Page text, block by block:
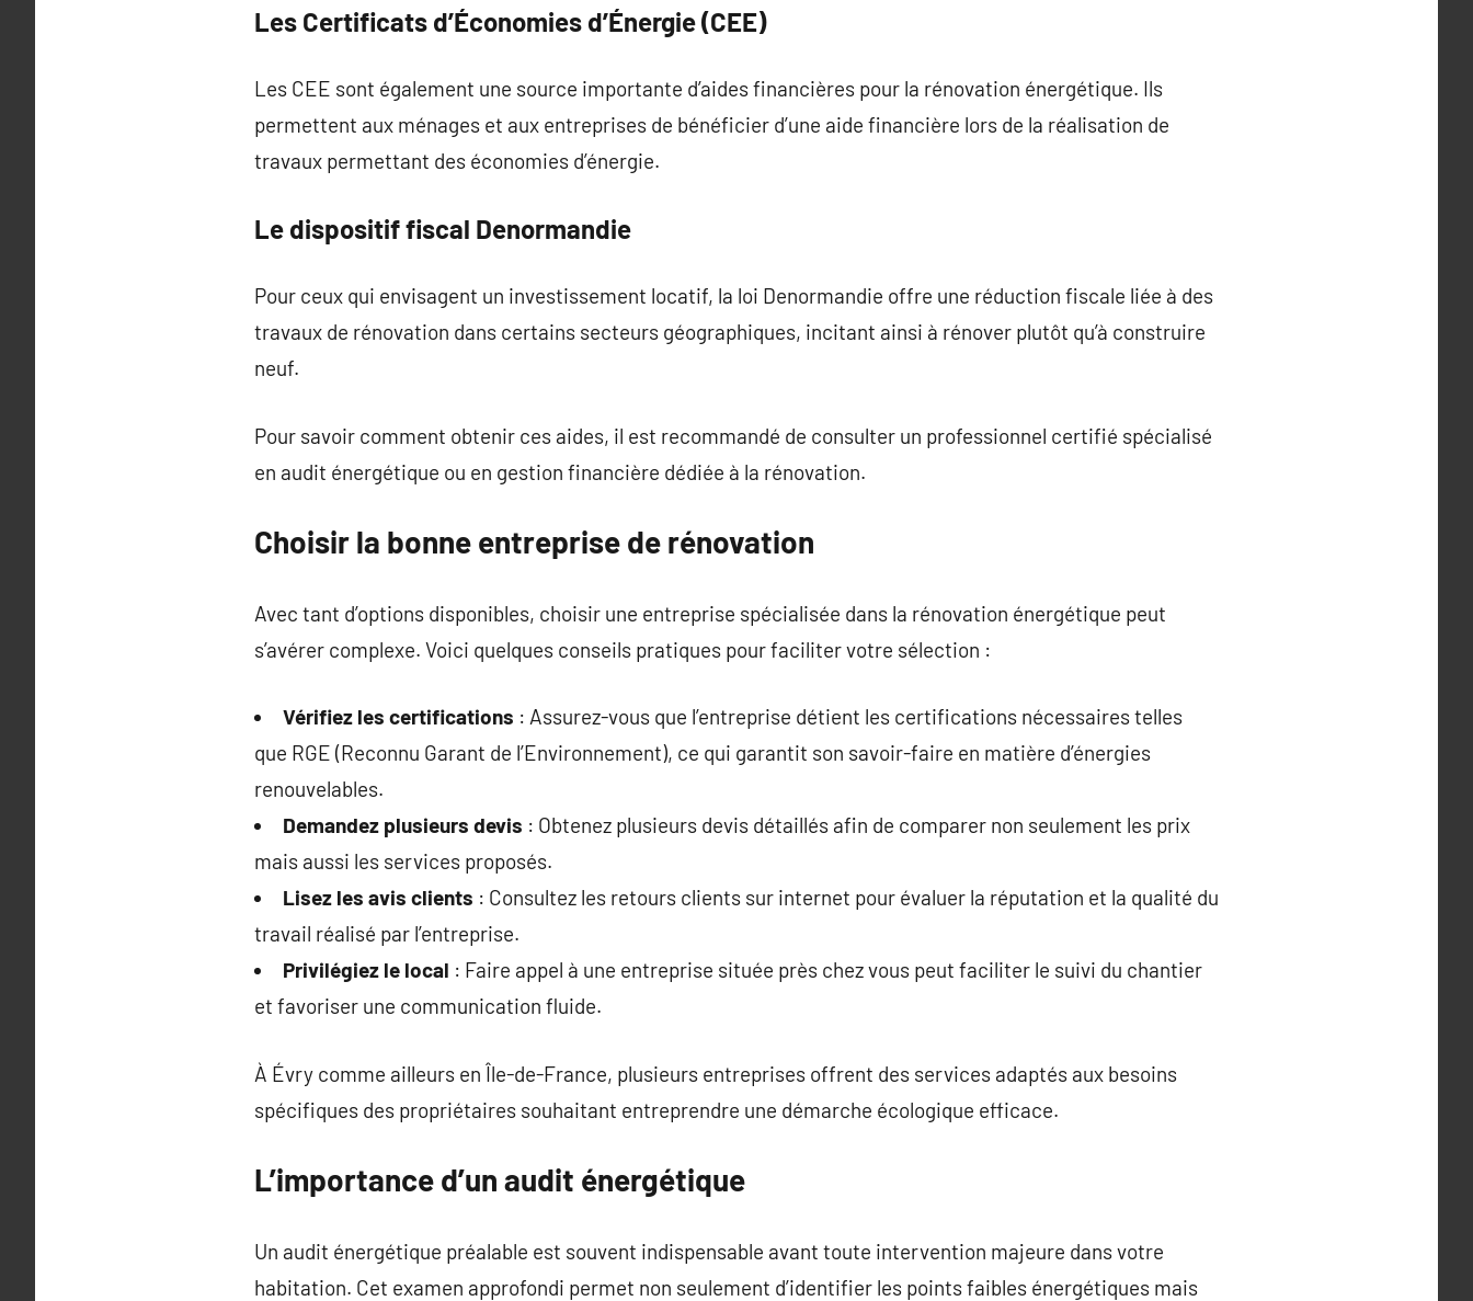
Les Certificats d’Économies d’Énergie (CEE)
Les CEE sont également une source importante d’aides financières pour la rénovation énergétique. Ils
permettent aux ménages et aux entreprises de bénéficier d’une aide financière lors de la réalisation de
travaux permettant des économies d’énergie.
Le dispositif fiscal Denormandie
Pour ceux qui envisagent un investissement locatif, la loi Denormandie offre une réduction fiscale liée à des
travaux de rénovation dans certains secteurs géographiques, incitant ainsi à rénover plutôt qu’à construire
neuf.
Pour savoir comment obtenir ces aides, il est recommandé de consulter un professionnel certifié spécialisé
en audit énergétique ou en gestion financière dédiée à la rénovation.
Choisir la bonne entreprise de rénovation
Avec tant d’options disponibles, choisir une entreprise spécialisée dans la rénovation énergétique peut
s’avérer complexe. Voici quelques conseils pratiques pour faciliter votre sélection :
Vérifiez les certifications : Assurez-vous que l’entreprise détient les certifications nécessaires telles
que RGE (Reconnu Garant de l’Environnement), ce qui garantit son savoir-faire en matière d’énergies
renouvelables.
Demandez plusieurs devis : Obtenez plusieurs devis détaillés afin de comparer non seulement les prix
mais aussi les services proposés.
Lisez les avis clients : Consultez les retours clients sur internet pour évaluer la réputation et la qualité du
travail réalisé par l’entreprise.
Privilégiez le local : Faire appel à une entreprise située près chez vous peut faciliter le suivi du chantier
et favoriser une communication fluide.
À Évry comme ailleurs en Île-de-France, plusieurs entreprises offrent des services adaptés aux besoins
spécifiques des propriétaires souhaitant entreprendre une démarche écologique efficace.
L’importance d’un audit énergétique
Un audit énergétique préalable est souvent indispensable avant toute intervention majeure dans votre
habitation. Cet examen approfondi permet non seulement d’identifier les points faibles énergétiques mais